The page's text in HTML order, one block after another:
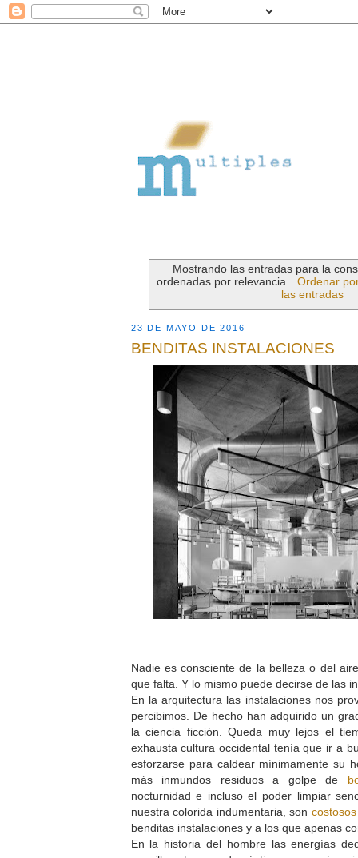
Mostrando las entradas para la
ordenadas por relevancia.
Ordenar
las entradas
23 DE MAYO DE 2016
BENDITAS INSTALACIONES
Nadie es consciente de la belleza o del
que falta. Y lo mismo puede decirse de las
En la arquitectura las instalaciones nos
percibimos. De hecho han adquirido un
la ciencia ficción. Queda muy lejos el
exhausta cultura occidental tenía que ir a
esforzarse para caldear mínimamente su
más inmundos residuos a golpe de
nocturnidad e incluso el poder limpiar
nuestra colorida indumentaria, son
benditas instalaciones y a los que apenas
En la historia del hombre las energías